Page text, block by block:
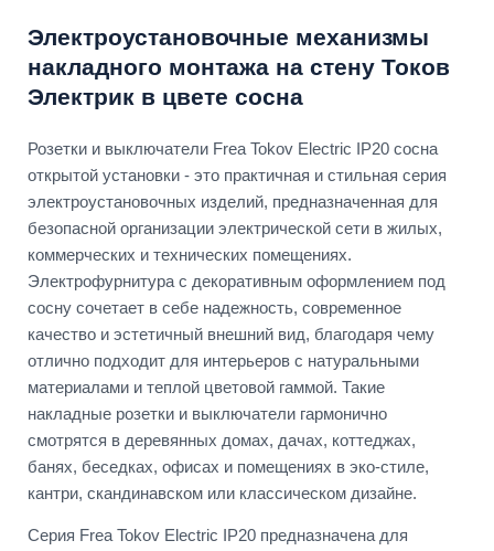
Электроустановочные механизмы
накладного монтажа на стену Токов
Электрик в цвете сосна
Розетки и выключатели Frea Tokov Electric IP20 сосна
открытой установки - это практичная и стильная серия
электроустановочных изделий, предназначенная для
безопасной организации электрической сети в жилых,
коммерческих и технических помещениях.
Электрофурнитура с декоративным оформлением под
сосну сочетает в себе надежность, современное
качество и эстетичный внешний вид, благодаря чему
отлично подходит для интерьеров с натуральными
материалами и теплой цветовой гаммой. Такие
накладные розетки и выключатели гармонично
смотрятся в деревянных домах, дачах, коттеджах,
банях, беседках, офисах и помещениях в эко-стиле,
кантри, скандинавском или классическом дизайне.
Серия Frea Tokov Electric IP20 предназначена для